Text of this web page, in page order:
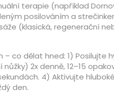
terapie (například
posilováním a
(klasická, regenerační
co dělat hned: 1) Posilujte
2x denně, 12–15
4) Aktivujte
den.